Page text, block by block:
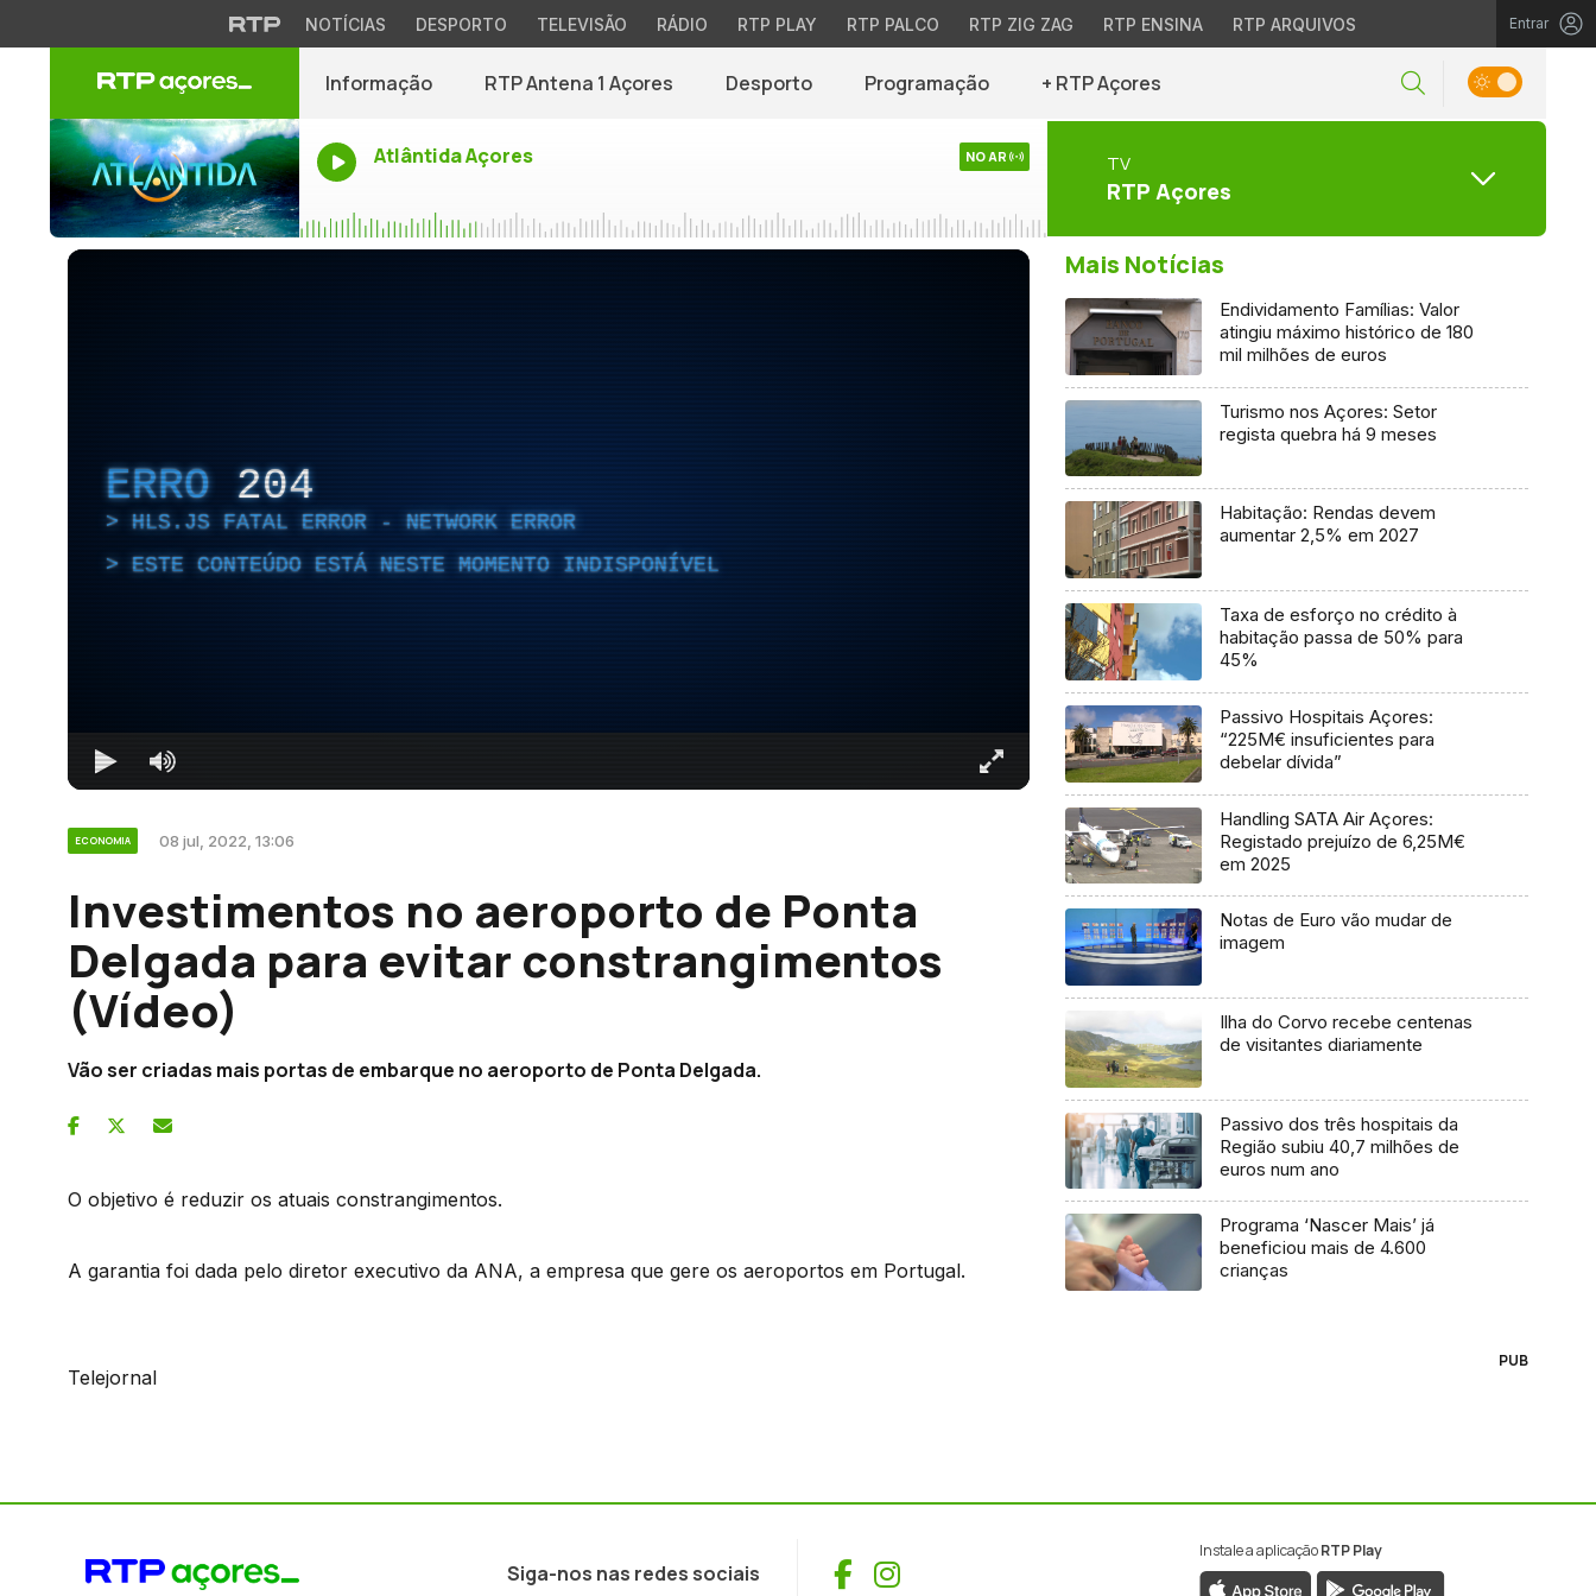
NOTÍCIAS DESPORTO TELEVISÃO RÁDIO RTP PLAY RTP PALCO RTP ZIG ZAG RTP ENSINA RTP ARQUIVOS Entrar
Informação RTP Antena 1 Açores Desporto Programação + RTP Açores
Atlântida Açores NO AR TV
RTP Açores
ERRO 204
HLS.JS FATAL ERROR - NETWORK ERROR
ESTE CONTEÚDO ESTÁ NESTE MOMENTO INDISPONÍVEL
ECONOMIA 08 jul, 2022, 13:06
Investimentos no aeroporto de Ponta
Delgada para evitar constrangimentos
(Vídeo)
Vão ser criadas mais portas de embarque no aeroporto de Ponta Delgada.
O objetivo é reduzir os atuais constrangimentos.
A garantia foi dada pelo diretor executivo da ANA, a empresa que gere os aeroportos em Portugal.
Telejornal
Mais Notícias
Endividamento Famílias: Valor
atingiu máximo histórico de 180
mil milhões de euros
Turismo nos Açores: Setor
regista quebra há 9 meses
Habitação: Rendas devem
aumentar 2,5% em 2027
Taxa de esforço no crédito à
habitação passa de 50% para
45%
Passivo Hospitais Açores:
“225M€ insuficientes para
debelar dívida”
Handling SATA Air Açores:
Registado prejuízo de 6,25M€
em 2025
Notas de Euro vão mudar de
imagem
Ilha do Corvo recebe centenas
de visitantes diariamente
Passivo dos três hospitais da
Região subiu 40,7 milhões de
euros num ano
Programa ‘Nascer Mais’ já
beneficiou mais de 4.600
crianças
PUB
Siga-nos nas redes sociais Facebook
Instagram
Instale a aplicaçãoRTP Play